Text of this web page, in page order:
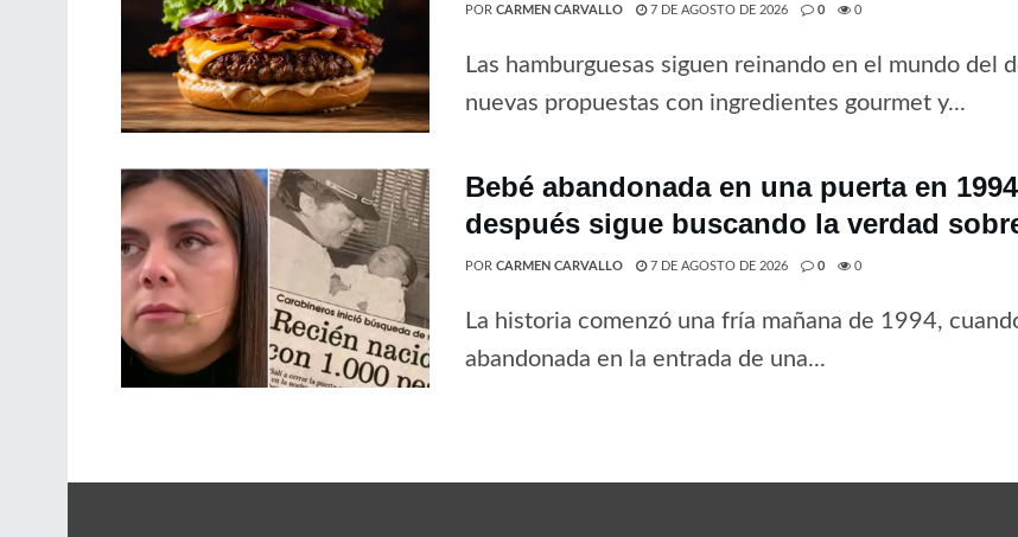
POR CARMEN CARVALLO 7 DE AGOSTO DE 2026 0 0
Las hamburguesas siguen reinando en el mundo del
nuevas propuestas con ingredientes gourmet y...
Bebé abandonada en una puerta en
después sigue buscando la verdad
POR CARMEN CARVALLO 7 DE AGOSTO DE 2026 0 0
La historia comenzó una fría mañana de 1994,
abandonada en la entrada de una...